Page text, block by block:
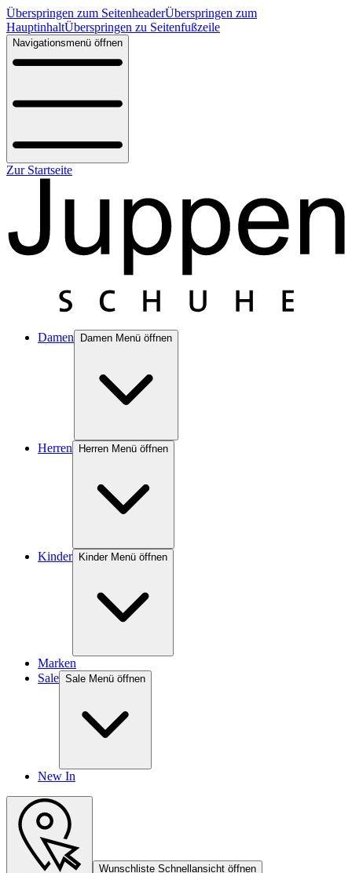
Überspringen zum SeitenheaderÜberspringen zum
HauptinhaltÜberspringen zu Seitenfußzeile
Navigationsmenü öffnen
Zur Startseite
Damen Damen Menü öffnen
Herren Herren Menü öffnen
Kinder Kinder Menü öffnen
Marken
Sale Sale Menü öffnen
New In
Wunschliste Schnellansicht öffnen